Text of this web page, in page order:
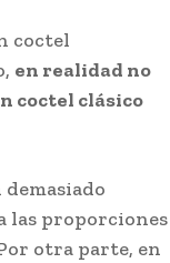
coctel
en realidad no
coctel clásico
las proporciones
otra parte, en